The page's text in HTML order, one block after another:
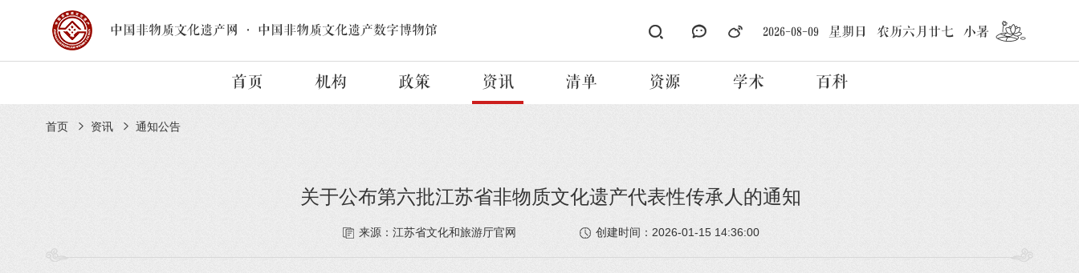
中国非物质文化遗产网 · 中国非物质文化遗产数字博物馆 2026-08-09 星期日 农历六月廿七 小暑
首页 机构 政策 资讯 清单 资源 学术 百科
首页 资讯 通知公告
关于公布第六批江苏省非物质文化遗产代表性传承人的通知
来源：江苏省文化和旅游厅官网 创建时间： 2026-01-15 14:36:00